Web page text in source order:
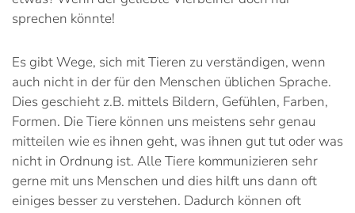
sprechen könnte!
Es gibt Wege, sich mit Tieren zu verständigen, wenn
auch nicht in der für den Menschen üblichen Sprache.
Dies geschieht z.B. mittels Bildern, Gefühlen, Farben,
Formen. Die Tiere können uns meistens sehr genau
mitteilen wie es ihnen geht, was ihnen gut tut oder was
nicht in Ordnung ist. Alle Tiere kommunizieren sehr
gerne mit uns Menschen und dies hilft uns dann oft
einiges besser zu verstehen. Dadurch können oft